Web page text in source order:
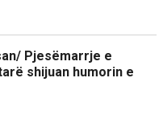
Pjesëmarrje e
shijuan humorin e